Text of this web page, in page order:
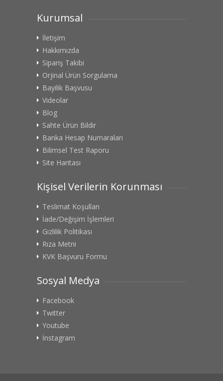
Kurumsal
İletişim
Hakkımızda
Sipariş Takibi
Orjinal Ürün Sorgulama
Bayilik Başvusu
Videolar
Blog
Sahte Ürün Bildir
Banka Hesap Numaraları
Bilimsel Test Raporu
Site Haritası
Kişisel Verilerin Korunması
Teslimat Koşulları
İade/Değişim İşlemleri
Gizlilik Politikası
Rıza Metni
KVK Başvuru Formu
Sosyal Medya
Facebook
Twitter
Youtube
İnstagram